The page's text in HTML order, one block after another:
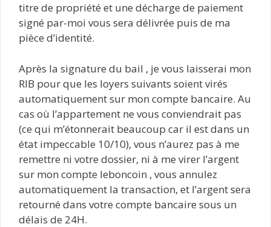
titre de propriété et une décharge de paiement
signé par-moi vous sera délivrée puis de ma
pièce d’identité.
Après la signature du bail , je vous laisserai mon
RIB pour que les loyers suivants soient virés
automatiquement sur mon compte bancaire. Au
cas où l’appartement ne vous conviendrait pas
(ce qui m’étonnerait beaucoup car il est dans un
état impeccable 10/10), vous n’aurez pas à me
remettre ni votre dossier, ni à me virer l’argent
sur mon compte leboncoin , vous annulez
automatiquement la transaction, et l’argent sera
retourné dans votre compte bancaire sous un
délais de 24H.